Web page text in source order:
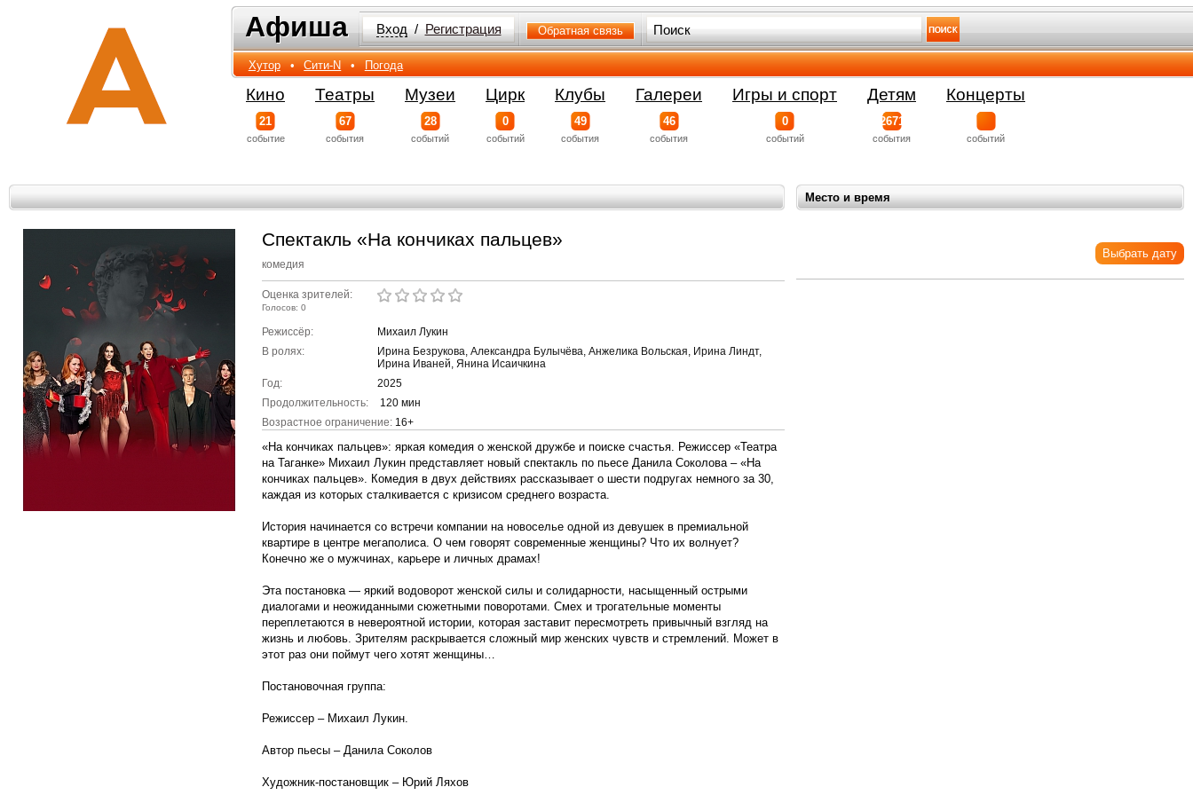
Афиша
Афиша Вход / Регистрация Обратная связь
Хутор • Сити-N • Погода
Кино
21
событиe
Театры
67
события
Музеи
28
событий
Цирк
0
событий
Клубы
49
события
Галереи
46
события
Игры и спорт
0
событий
Детям
2671
события
Концерты
событий
Место и время
Выбрать дату
Спектакль «На кончиках пальцев»
комедия
Оценка зрителей:
Голосов: 0
Режиссёр:
Михаил Лукин
В ролях:
Ирина Безрукова, Александра Булычёва, Анжелика Вольская, Ирина Линдт,
Ирина Иваней, Янина Исаичкина
Год:
2025
Продолжительность:
120 мин
Возрастное ограничение: 16+
«На кончиках пальцев»: яркая комедия о женской дружбе и поиске счастья. Режиссер «Театра
на Таганке» Михаил Лукин представляет новый спектакль по пьесе Данила Соколова – «На
кончиках пальцев». Комедия в двух действиях рассказывает о шести подругах немного за 30,
каждая из которых сталкивается с кризисом среднего возраста.
История начинается со встречи компании на новоселье одной из девушек в премиальной
квартире в центре мегаполиса. О чем говорят современные женщины? Что их волнует?
Конечно же о мужчинах, карьере и личных драмах!
Эта постановка — яркий водоворот женской силы и солидарности, насыщенный острыми
диалогами и неожиданными сюжетными поворотами. Смех и трогательные моменты
переплетаются в невероятной истории, которая заставит пересмотреть привычный взгляд на
жизнь и любовь. Зрителям раскрывается сложный мир женских чувств и стремлений. Может в
этот раз они поймут чего хотят женщины…
Постановочная группа:
Режиссер – Михаил Лукин.
Автор пьесы – Данила Соколов
Художник-постановщик – Юрий Ляхов